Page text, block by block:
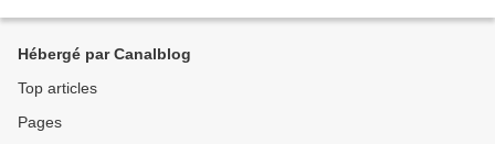
Hébergé par Canalblog
Top articles
Pages